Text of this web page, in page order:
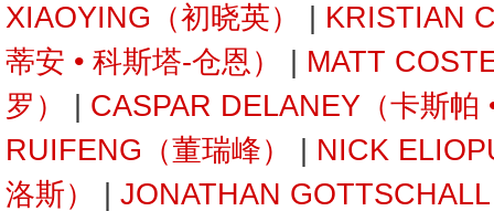
XIAOYING（初晓英）
KRISTIAN
蒂安 • 科斯塔-仓恩）
MATT
罗）
CASPAR DELANEY（卡斯帕
RUIFENG（董瑞峰）
NICK
洛斯）
JONATHAN